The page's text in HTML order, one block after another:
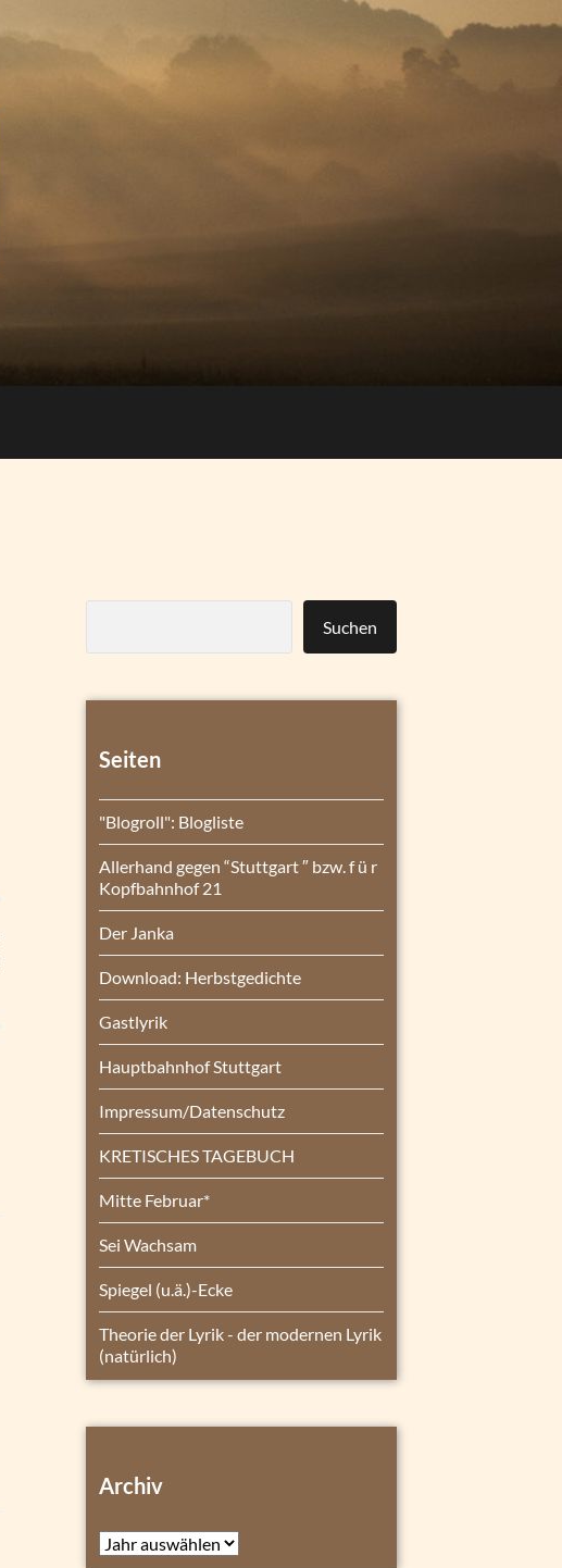
Suchen
Seiten
"Blogroll": Blogliste
Allerhand gegen “Stuttgart ″ bzw. f ü r
Kopfbahnhof 21
Der Janka
Download: Herbstgedichte
Gastlyrik
Hauptbahnhof Stuttgart
Impressum/Datenschutz
KRETISCHES TAGEBUCH
Mitte Februar*
Sei Wachsam
Spiegel (u.ä.)-Ecke
Theorie der Lyrik - der modernen Lyrik
(natürlich)
Archiv
Archiv